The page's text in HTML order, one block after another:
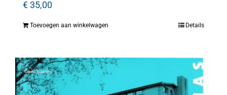
€35,00
Toevoegen aan winkelwagen Details